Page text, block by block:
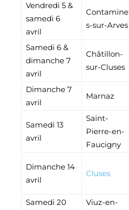
Vendredi 5 &
samedi 6
avril
Contamine
s-sur-Arves
Samedi 6 &
dimanche 7
avril
Châtillon-
sur-Cluses
Dimanche 7
avril
Marnaz
Samedi 13
avril
Saint-
Pierre-en-
Faucigny
Dimanche 14
avril
Cluses
Samedi 20
Viuz-en-